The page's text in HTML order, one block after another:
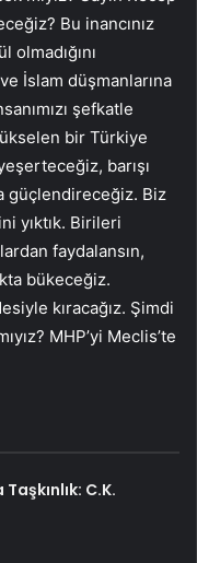
Bu inancınız
olmadığını
İslam düşmanlarına
şefkatle
bir Türkiye
barışı
güçlendireceğiz. Biz
yıktık. Birileri
faydalansın,
bükeceğiz.
kıracağız. Şimdi
MHP’yi Meclis’te
C.K.